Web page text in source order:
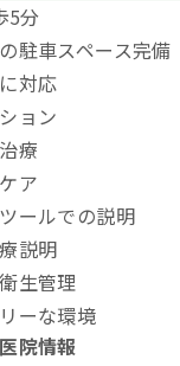
5分
駐車スペース完備
対応
ョン
療
ア
ールでの説明
説明
生管理
ーな環境
院情報